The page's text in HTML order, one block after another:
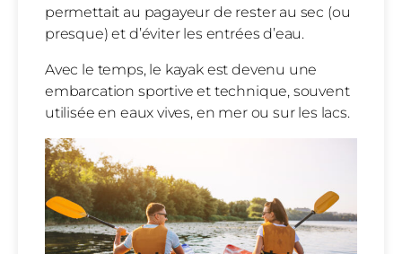
permettait au pagayeur de rester au sec (ou
presque) et d’éviter les entrées d’eau.
Avec le temps, le kayak est devenu une
embarcation sportive et technique, souvent
utilisée en eaux vives, en mer ou sur les lacs.